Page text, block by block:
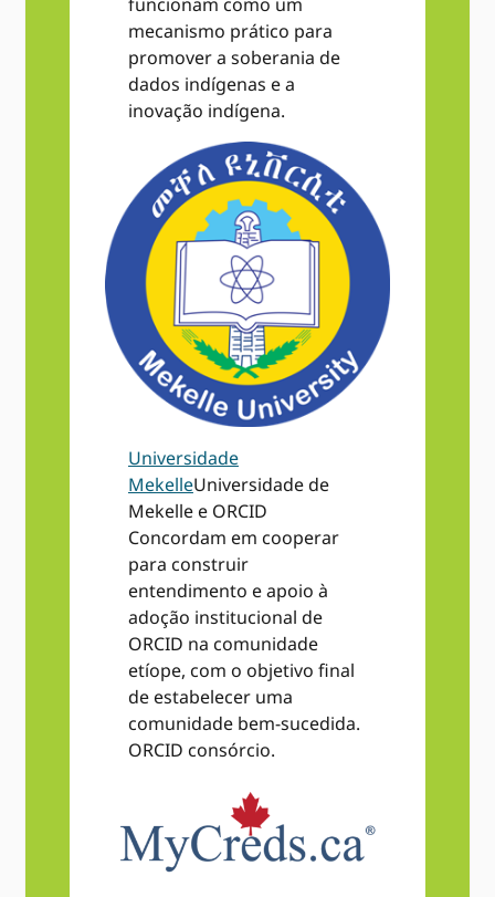
mecanismo prático para
promover a soberania de
dados indígenas e a
inovação indígena.
Universidade
MekelleUniversidade de
Mekelle e ORCID
Concordam em cooperar
para construir
entendimento e apoio à
adoção institucional de
ORCID na comunidade
etíope, com o objetivo final
de estabelecer uma
comunidade bem-sucedida.
ORCID consórcio.